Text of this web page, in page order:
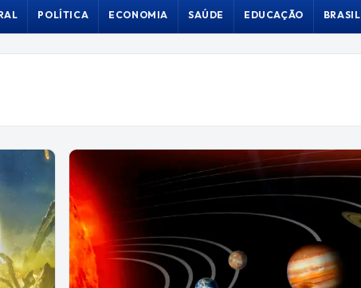
POLÍTICA ECONOMIA SAÚDE EDUCAÇÃO BRASIL